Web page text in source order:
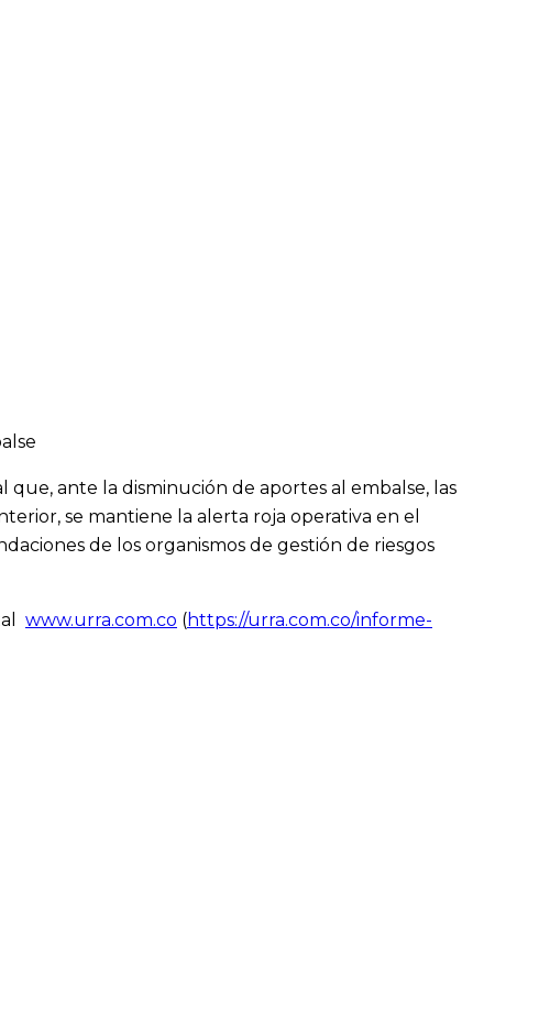
que, ante la disminución de aportes al embalse, las
se mantiene la alerta roja operativa en el
de los organismos de gestión de riesgos
www.urra.com.co (https://urra.com.co/informe-